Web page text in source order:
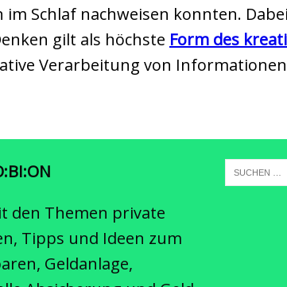
Schlaf nachweisen konnten.
gilt als höchste Form des
Verarbeitung von
den Themen private
Tipps und Ideen zum
Geldanlage,